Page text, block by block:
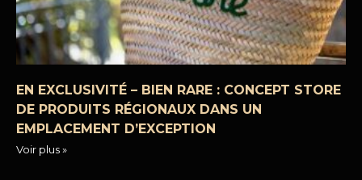
EN EXCLUSIVITÉ – BIEN RARE : CONCEPT STORE
DE PRODUITS RÉGIONAUX DANS UN
EMPLACEMENT D’EXCEPTION
Voir plus »